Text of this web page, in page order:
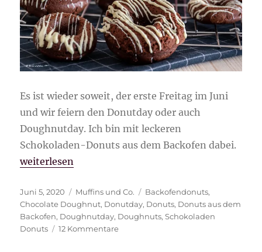
Es ist wieder soweit, der erste Freitag im Juni
und wir feiern den Donutday oder auch
Doughnutday. Ich bin mit leckeren
Schokoladen-Donuts aus dem Backofen dabei.
„Schokoladen-Donuts aus dem Backofen“
weiterlesen
Veröffentlicht
am
Juni 5, 2020 Kategorien
Muffins und Co. Schlagwörter
Backofendonuts,
Chocolate Doughnut, Donutday, Donuts, Donuts aus dem
Backofen, Doughnutday, Doughnuts,Schokoladen
Donuts
12 Kommentarezu